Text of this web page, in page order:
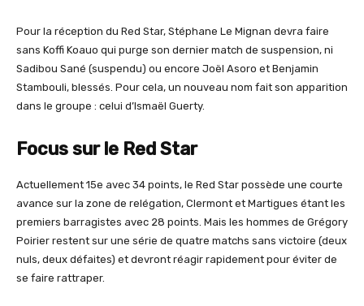
Pour la réception du Red Star, Stéphane Le Mignan devra faire
sans Koffi Koauo qui purge son dernier match de suspension, ni
Sadibou Sané (suspendu) ou encore Joël Asoro et Benjamin
Stambouli, blessés. Pour cela, un nouveau nom fait son apparition
dans le groupe : celui d’Ismaël Guerty.
Focus sur le Red Star
Actuellement 15e avec 34 points, le Red Star possède une courte
avance sur la zone de relégation, Clermont et Martigues étant les
premiers barragistes avec 28 points. Mais les hommes de Grégory
Poirier restent sur une série de quatre matchs sans victoire (deux
nuls, deux défaites) et devront réagir rapidement pour éviter de
se faire rattraper.